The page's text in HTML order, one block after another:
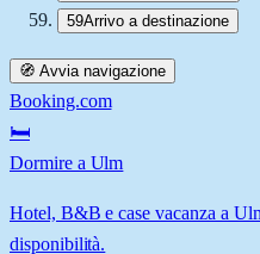
59Arrivo a destinazione
🧭 Avvia navigazione
Booking.com
🛏️
Dormire a Ulm
Hotel, B&B e case vacanza a
disponibilità.